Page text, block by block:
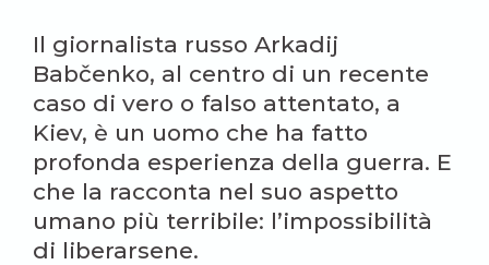
Il giornalista russo Arkadij
Babčenko, al centro di un recente
caso di vero o falso attentato, a
Kiev, è un uomo che ha fatto
profonda esperienza della guerra. E
che la racconta nel suo aspetto
umano più terribile: l’impossibilità
di liberarsene.